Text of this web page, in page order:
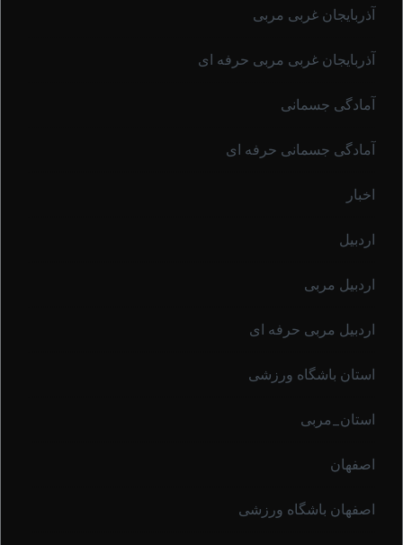
آذربایجان غربی مربی
آذربایجان غربی مربی حرفه ای
آمادگی جسمانی
آمادگی جسمانی حرفه ای
اخبار
اردبیل
اردبیل مربی
اردبیل مربی حرفه ای
استان باشگاه ورزشی
استان_مربی
اصفهان
اصفهان باشگاه ورزشی